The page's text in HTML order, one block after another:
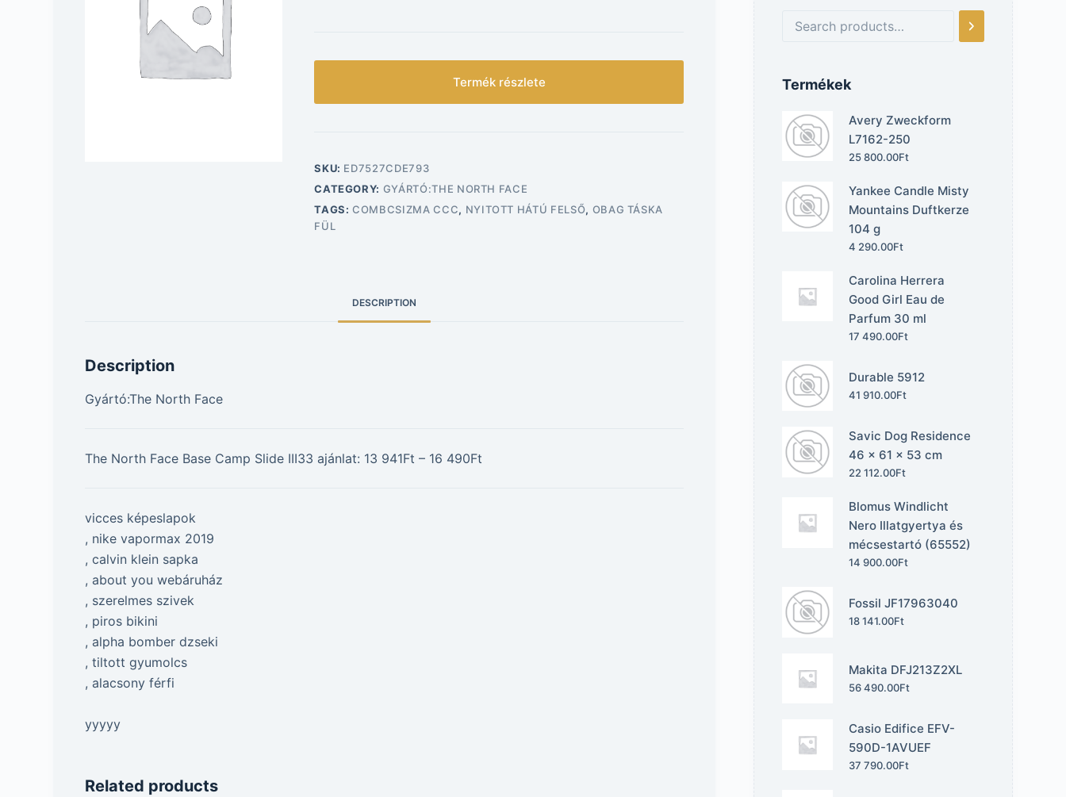
Termék részlete
SKU: ED7527CDE793
CATEGORY: GYÁRTÓ:THE NORTH FACE
TAGS:COMBCSIZMA CCC, NYITOTT HÁTÚ FELSŐ, OBAG TÁSKA
FÜL
DESCRIPTION
Description
Gyártó:The North Face
The North Face Base Camp Slide III33 ajánlat: 13 941Ft – 16 490Ft
vicces képeslapok
, nike vapormax 2019
, calvin klein sapka
, about you webáruház
, szerelmes szivek
, piros bikini
, alpha bomber dzseki
, tiltott gyumolcs
, alacsony férfi
yyyyy
Related products
Termékek
Avery Zweckform
L7162-250
25 800.00Ft
Yankee Candle Misty
Mountains Duftkerze
104 g
4 290.00Ft
Carolina Herrera
Good Girl Eau de
Parfum 30 ml
17 490.00Ft
Durable 5912
41 910.00Ft
Savic Dog Residence
46 x 61 x 53 cm
22 112.00Ft
Blomus Windlicht
Nero Illatgyertya és
mécsestartó (65552)
14 900.00Ft
Fossil JF17963040
18 141.00Ft
Makita DFJ213Z2XL
56 490.00Ft
Casio Edifice EFV-
590D-1AVUEF
37 790.00Ft